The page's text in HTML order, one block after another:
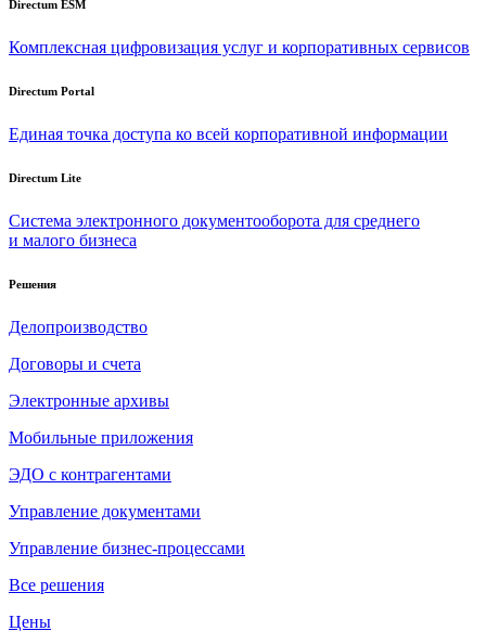
Directum ESM
Комплексная цифровизация услуг и корпоративных сервисов
Directum Portal
Единая точка доступа ко всей корпоративной информации
Directum Lite
Система электронного документооборота для среднего
и малого бизнеса
Решения
Делопроизводство
Договоры и счета
Электронные архивы
Мобильные приложения
ЭДО с контрагентами
Управление документами
Управление бизнес-процессами
Все решения
Цены